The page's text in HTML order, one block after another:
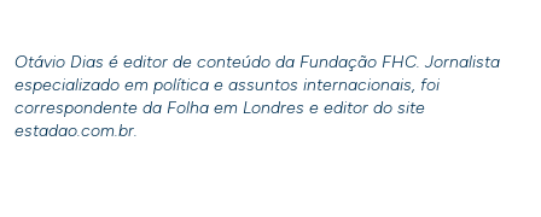
Otávio Dias é editor de conteúdo da Fundação FHC. Jornalista
especializado em política e assuntos internacionais, foi
correspondente da Folha em Londres e editor do site
estadao.com.br.